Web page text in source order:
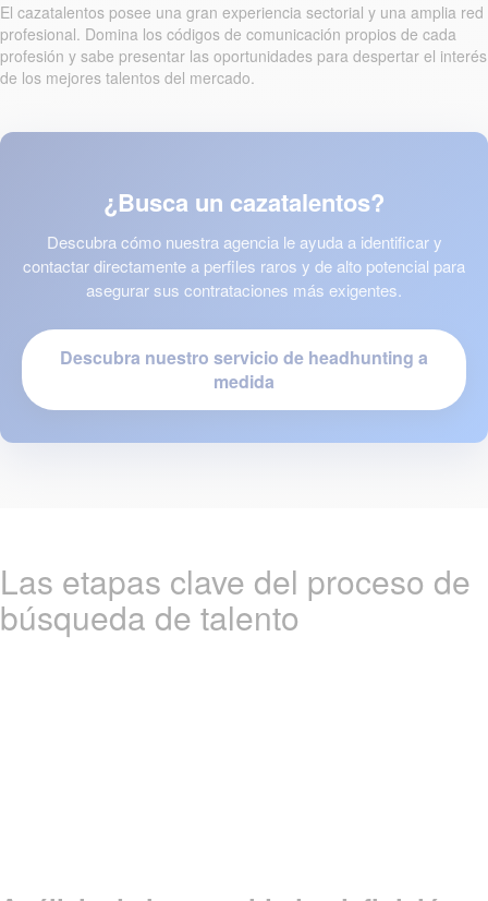
El cazatalentos posee una gran experiencia sectorial y una amplia red
profesional. Domina los códigos de comunicación propios de cada
profesión y sabe presentar las oportunidades para despertar el interés
de los mejores talentos del mercado.
¿Busca un cazatalentos?
Descubra cómo nuestra agencia le ayuda a identificar y
contactar directamente a perfiles raros y de alto potencial para
asegurar sus contrataciones más exigentes.
Descubra nuestro servicio de headhunting a
medida
Las etapas clave del proceso de
búsqueda de talento